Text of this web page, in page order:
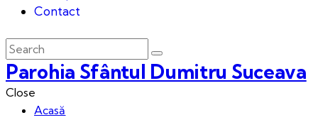
Contact
Parohia Sfântul Dumitru Suceava
Close
Acasă